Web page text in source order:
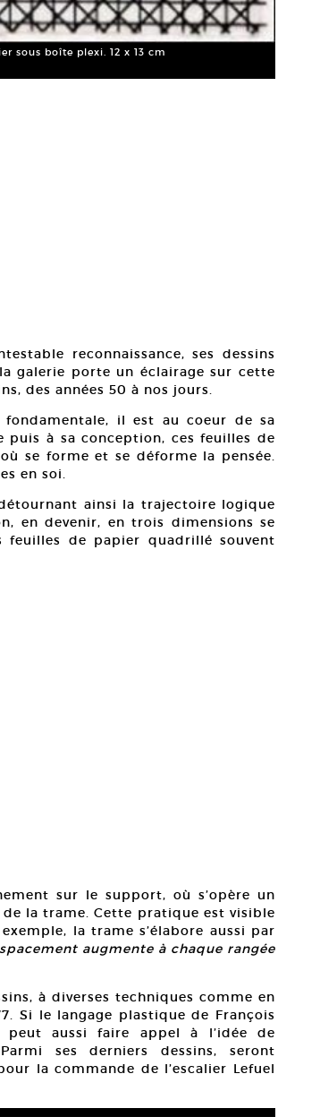
sous boîte plexi. 12 x 13 cm
reconnaissance, ses dessins
galerie porte un éclairage sur cette
des années 50 à nos jours.
fondamentale, il est au coeur de sa
puis à sa conception, ces feuilles de
se forme et se déforme la pensée.
en soi.
ainsi la trajectoire logique
en devenir, en trois dimensions se
feuilles de papier quadrillé souvent
sur le support, où s’opère un
la trame. Cette pratique est visible
la trame s’élabore aussi par
augmente à chaque rangée
à diverses techniques comme en
Si le langage plastique de François
aussi faire appel à l’idée de
ses derniers dessins, seront
la commande de l’escalier Lefuel